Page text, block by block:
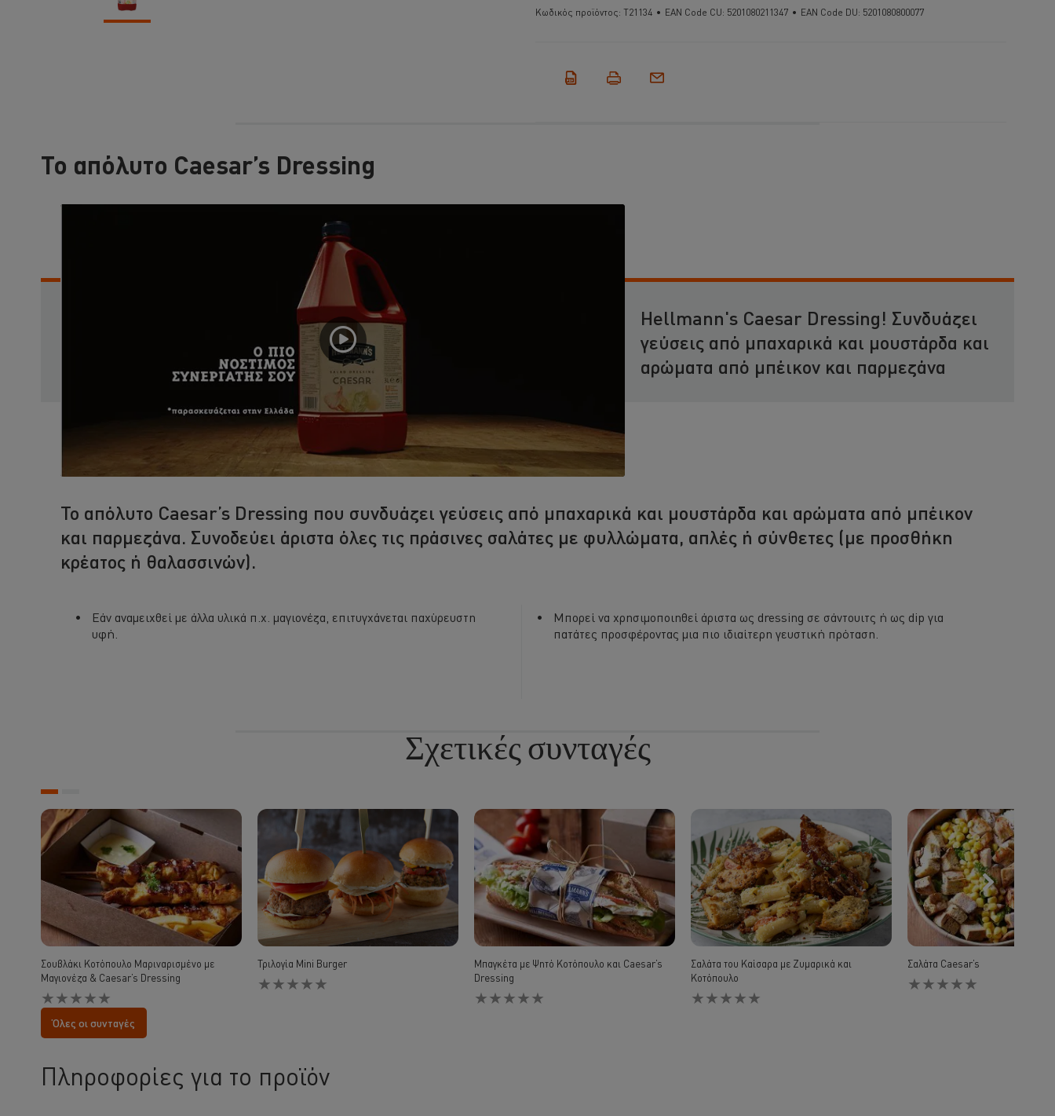
Κωδικός προϊόντος: T21134 • EAN Code CU: 5201080211347 • EAN Code DU: 5201080800077
Το απόλυτο Caesar’s Dressing
Hellmann's Caesar Dressing! Συνδυάζει
γεύσεις από μπαχαρικά και μουστάρδα και
αρώματα από μπέικον και παρμεζάνα
Το απόλυτο Caesar’s Dressing που συνδυάζει γεύσεις από μπαχαρικά και μουστάρδα και αρώματα από μπέικον
και παρμεζάνα. Συνοδεύει άριστα όλες τις πράσινες σαλάτες με φυλλώματα, απλές ή σύνθετες (με προσθήκη
κρέατος ή θαλασσινών).
Εάν αναμειχθεί με άλλα υλικά π.χ. μαγιονέζα, επιτυγχάνεται παχύρευστη
υφή.
Μπορεί να χρησιμοποιηθεί άριστα ως dressing σε σάντουιτς ή ως dip για
πατάτες προσφέροντας μια πιο ιδιαίτερη γευστική πρόταση.
Σχετικές συνταγές
Σουβλάκι Κοτόπουλο Μαριναρισμένo με
Μαγιονέζα & Caesar’s Dressing
Δεν
υποβλήθηκαν
αξιολογήσεις
για
recipe
Τριλογία Mini Burger
Δεν
υποβλήθηκαν
Μπαγκέτα με Ψητό Κοτόπουλο και Caesar’s
Dressing
Δεν
υποβλήθηκαν
Σαλάτα του Καίσαρα με Ζυμαρικά και
Κοτόπουλο
Δεν
υποβλήθηκαν
Σαλάτα Caesar’s
Δεν
υποβλήθηκαν
Όλες οι συνταγές
Πληροφορίες για το προϊόν